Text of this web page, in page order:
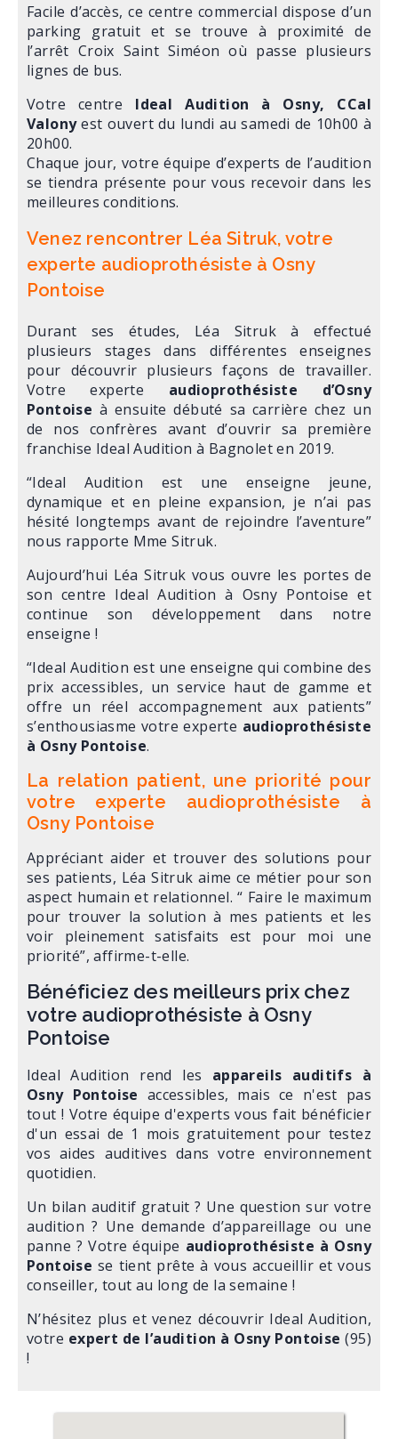
Facile d’accès, ce centre commercial dispose d’un
parking gratuit et se trouve à proximité de
l’arrêt Croix Saint Siméon où passe plusieurs
lignes de bus.
Votre centre Ideal Audition à Osny, CCal
Valonyest ouvert du lundi au samedi de 10h00 à
20h00.
Chaque jour, votre équipe d’experts de l’audition
se tiendra présente pour vous recevoir dans les
meilleures conditions.
Venez rencontrer Léa Sitruk, votre
experte audioprothésiste à Osny
Pontoise
Durant ses études, Léa Sitruk à effectué
plusieurs stages dans différentes enseignes
pour découvrir plusieurs façons de travailler.
Votre experte audioprothésiste d’Osny
Pontoise à ensuite débuté sa carrière chez un
de nos confrères avant d’ouvrir sa première
franchise Ideal Audition à Bagnolet en 2019.
“Ideal Audition est une enseigne jeune,
dynamique et en pleine expansion, je n’ai pas
hésité longtemps avant de rejoindre l’aventure”
nous rapporte Mme Sitruk.
Aujourd’hui Léa Sitruk vous ouvre les portes de
son centre Ideal Audition à Osny Pontoise et
continue son développement dans notre
enseigne !
“Ideal Audition est une enseigne qui combine des
prix accessibles, un service haut de gamme et
offre un réel accompagnement aux patients”
s’enthousiasme votre experte audioprothésiste
à Osny Pontoise.
La relation patient, une priorité pour
votre experte audioprothésiste à
Osny Pontoise
Appréciant aider et trouver des solutions pour
ses patients, Léa Sitruk aime ce métier pour son
aspect humain et relationnel. “ Faire le maximum
pour trouver la solution à mes patients et les
voir pleinement satisfaits est pour moi une
priorité”, affirme-t-elle.
Bénéficiez des meilleurs prix chez
votre audioprothésiste à Osny
Pontoise
Ideal Audition rend les appareils auditifs à
Osny Pontoise accessibles, mais ce n'est pas
tout ! Votre équipe d'experts vous fait bénéficier
d'un essai de 1 mois gratuitement pour testez
vos aides auditives dans votre environnement
quotidien.
Un bilan auditif gratuit ? Une question sur votre
audition ? Une demande d’appareillage ou une
panne ? Votre équipe audioprothésiste à Osny
Pontoise se tient prête à vous accueillir et vous
conseiller, tout au long de la semaine !
N’hésitez plus et venez découvrir Ideal Audition,
votre expert de l’audition à Osny Pontoise (95)
!